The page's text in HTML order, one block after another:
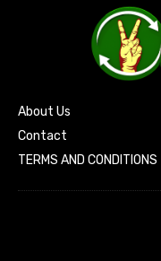
About Us
Contact
TERMS AND CONDITIONS